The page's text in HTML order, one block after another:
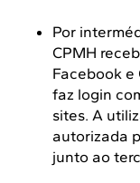
Por
CPMH
Facebook e
faz login
sites. A
autorizada
junto ao